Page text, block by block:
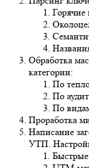
Горячие
Обработка
категории:
По
По
По
Проработка
Написание
УТП.